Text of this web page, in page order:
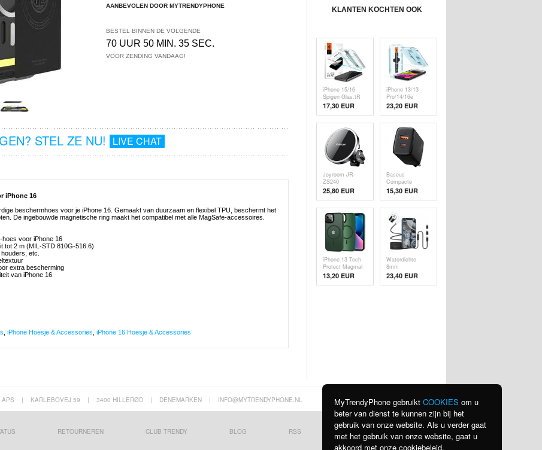
AANBEVOLEN DOOR MYTRENDYPHONE
BESTEL BINNEN DE VOLGENDE
70 UUR 50 MIN. 35 SEC.
VOOR ZENDING VANDAAG!
STEL ZE NU! LIVE CHAT
iPhone 16
beschermhoes voor je iPhone 16. Gemaakt van duurzaam en flexibel TPU, beschermt het
De ingebouwde magnetische ring maakt het compatibel met alle MagSafe-accessoires.
hoes voor iPhone 16
tot 2 m (MIL-STD 810G-516.6)
etc.
extra bescherming
van iPhone 16
iPhone Hoesje & Accessories iPhone 16 Hoesje & Accessories
KLANTEN KOCHTEN OOK
iPhone 15/16
Spigen Glas.tR
Ez Fit
Screenprotector -
2 St.
17,30 EUR
iPhone 13/13
Pro/14/16e
Spigen Glas.tR
Ez Fit
Screenprotector -
2 St.
23,20 EUR
Joyroom JR-
ZS240
Magnetische
Draadloze
Autolader /
Houder - Zwart
25,80 EUR
Baseus
Compacte
Wandlader 20W -
USB-C PD3.0,
USB QC3.0 -
Zwart
15,30 EUR
iPhone 13 Tech-
Protect Magmat
Cover -
MagSafe-
compatibel - Mat
13,20 EUR
Waterdichte
8mm
endoscoopcamera
voor iPhone,
iPad,
23,40 EUR
APS | KARLEBOVEJ 59 | 3400 HILLERØD | DENEMARKEN | INFO@MYTRENDYPHONE.NL
RETOURNEREN CLUB TRENDY BLOG RSS BEKIJK ALLE LANDEN
MyTrendyPhone gebruikt COOKIES om u
beter van dienst te kunnen zijn bij het
gebruik van onze website. Als u verder gaat
met het gebruik van onze website, gaat u
akkoord met onze cookiebeleid.